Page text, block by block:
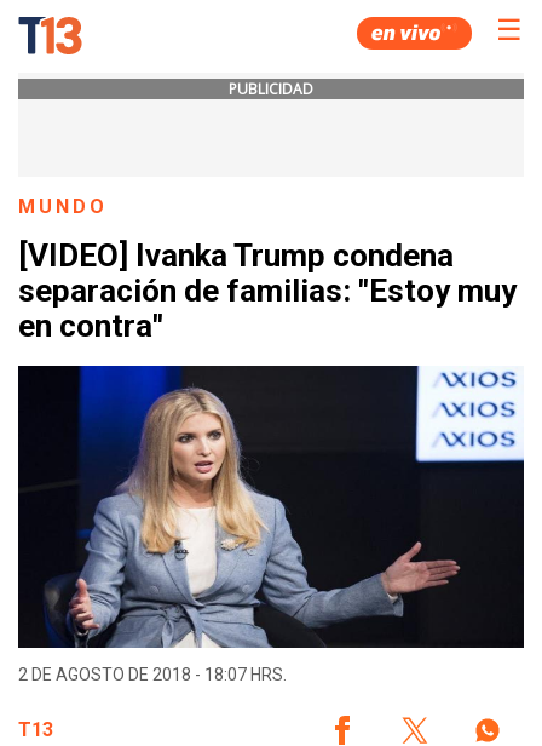
☰
PUBLICIDAD
MUNDO
[VIDEO] Ivanka Trump condena
separación de familias: "Estoy muy
en contra"
2 DE AGOSTO DE 2018 - 18:07 HRS.
T13